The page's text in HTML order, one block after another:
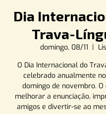
Dia
Trava-
domingo, 08/11
  |
O Dia Internacional do
celebrado anualmente
domingo de novembro. O
melhorar a enunciação,
amigos e divertir-se ao